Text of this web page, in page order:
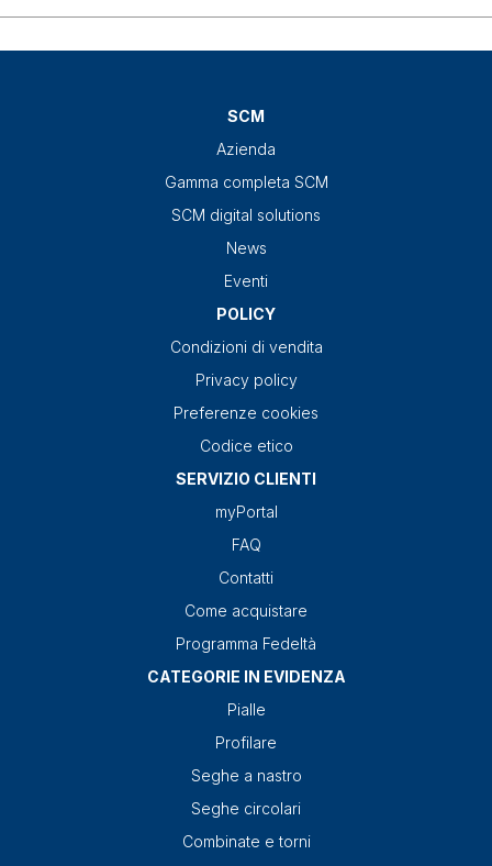
SCM
Azienda
Gamma completa SCM
SCM digital solutions
News
Eventi
POLICY
Condizioni di vendita
Privacy policy
Preferenze cookies
Codice etico
SERVIZIO CLIENTI
myPortal
FAQ
Contatti
Come acquistare
Programma Fedeltà
CATEGORIE IN EVIDENZA
Pialle
Profilare
Seghe a nastro
Seghe circolari
Combinate e torni